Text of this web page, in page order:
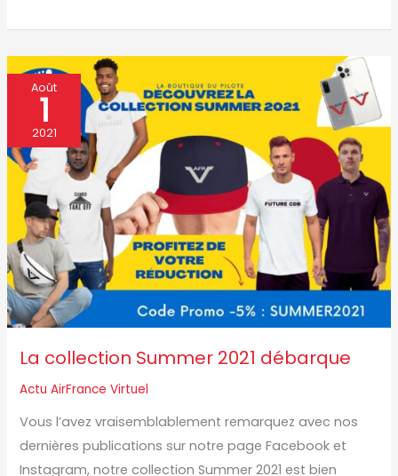
Août
1
2021
La collection Summer 2021 débarque
Actu AirFrance Virtuel
Vous l’avez vraisemblablement remarquez avec nos
dernières publications sur notre page Facebook et
Instagram, notre collection Summer 2021 est bien
La
Summer
2021
débarque